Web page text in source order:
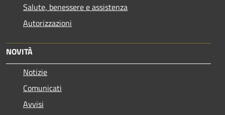
Salute, benessere e assistenza
Autorizzazioni
NOVITÀ
Notizie
Comunicati
Avvisi